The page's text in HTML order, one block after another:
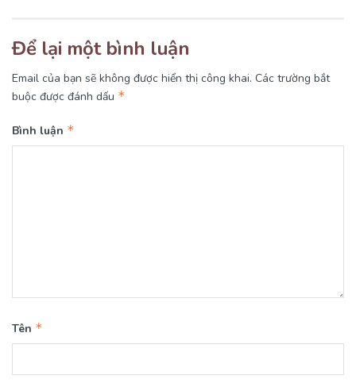
Để lại một bình luận
Email của bạn sẽ không được hiển thị công khai. Các trường bắt
buộc được đánh dấu *
Bình luận *
Tên *